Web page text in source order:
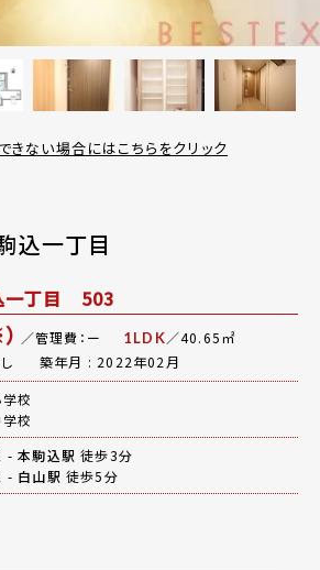
きない場合にはこちらをクリック
込一丁目
一丁目 503
／管理費：ー 1LDK／40.65㎡
築年月 : 2022年02月
校
校
-本駒込駅 徒歩3分
- 白山駅 徒歩5分